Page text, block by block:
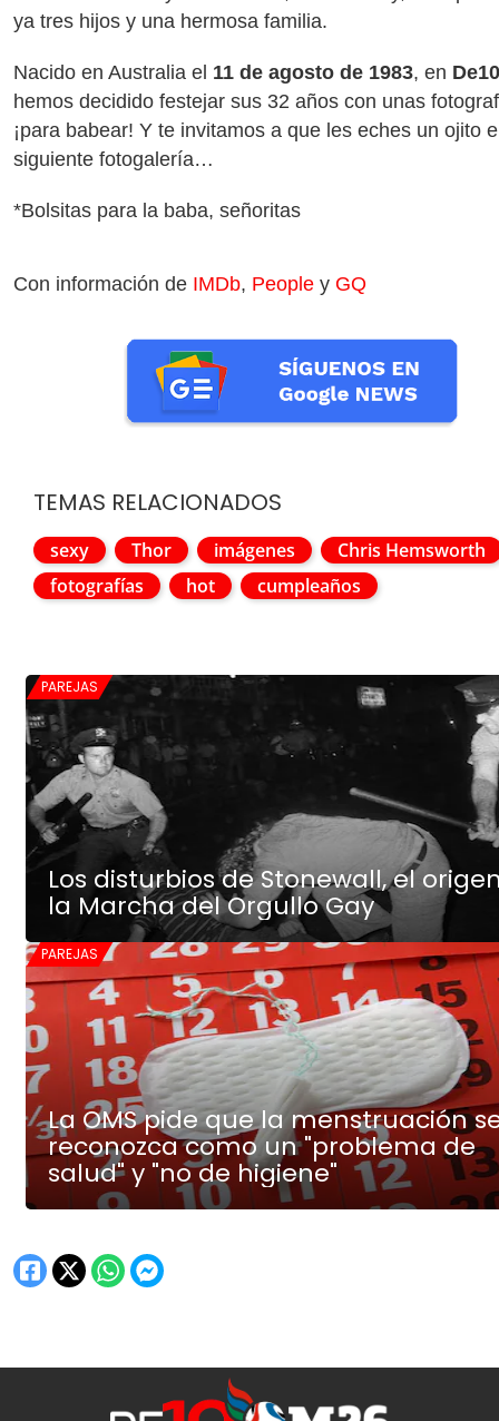
ya tres hijos y una hermosa familia.
Nacido en Australia el 11 de agosto de 1983, en
hemos decidido festejar sus 32 años con unas
¡para babear! Y te invitamos a que les eches un ojito
siguiente fotogalería…
*Bolsitas para la baba, señoritas
Con información de IMDb, People y GQ
TEMAS RELACIONADOS
sexy Thor imágenes
Chris Hemsworth
fotografías
hot cumpleaños
PAREJAS
Los disturbios de Stonewall, el
la Marcha del Orgullo Gay
PAREJAS
La OMS pide que la menstruación
reconozca como un "problema de
salud" y "no de higiene"